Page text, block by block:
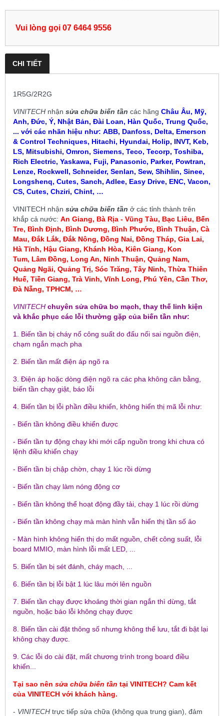
Vui lòng gọi 07 6464 9556
CHI TIẾT
1R5G/2R2G
VINITECH nhận sửa chữa biến tần các hãng Châu Âu, Mỹ,
Anh, Đức, Ý, Nhật Bản, Đài Loan, Hàn Quốc, Trung Quốc,
... với các nhãn hiệu như: ABB, Danfoss, Delta, Emerson
& Control Techniques, Hitachi, Hyundai, Holip, INVT, Keb,
LS, Mitsubishi, Omron, Siemens, Teco, Tecorp, Toshiba,
Rich Electric, Yaskawa, Fuji, Panasonic, Parker, Powtran,
Lenze, Rockwell, Schneider, Senlan, Sew, Shihlin, Sinee,
Longshenq, Cutes, Sanch, Adlee, Easy Drive, ENC, Vacon,
CS, Cutes, Chziri, Chint, …
VINITECH nhận sửa chữa biến tần ở các tỉnh thành trên
khắp cả nước: An Giang, Bà Rịa - Vũng Tàu, Bạc Liêu, Bến
Tre, Bình Định, Bình Dương, Bình Phước, Bình Thuận, Cà
Mau, Đắk Lắk, Đắk Nông, Đồng Nai, Đồng Tháp, Gia Lai,
Hà Tĩnh, Hậu Giang, Khánh Hòa, Kiên Giang, Kon
Tum, Lâm Đồng, Long An, Ninh Thuận, Quảng Nam,
Quảng Ngãi, Quảng Trị, Sóc Trăng, Tây Ninh, Thừa Thiên
Huế, Tiền Giang, Trà Vinh, Vĩnh Long, Phú Yên, Cần Thơ,
Đà Nẵng, TPHCM, …
VINITECH chuyên sửa chữa bo mạch, thay thế linh kiện
và khắc phục các lỗi thường gặp của biến tần như:
1. Biến tần bị cháy nổ công suất do đấu nối sai nguồn điện,
chạm ngắn mạch pha
2. Biến tần mất điện áp ngõ ra
3. Điện áp hoặc dòng điện ngõ ra các pha không cân bằng,
biến tần chạy giật, báo lỗi
4. Biến tần bị lỗi phần điều khiển, không hiển thị mã lỗi như:
- Biến tần không điều khiển được
- Biến tần tự động chạy khi mới cấp nguồn trong khi chưa có
lệnh điều khiển chạy
- Biến tần bị chập chờn, chạy 1 lúc rồi dừng
- Biến tần chạy làm nóng động cơ
- Biến tần không thể hoạt động đầy tải, chạy 1 lúc rồi dừng
- Biến tần không chạy mà màn hình vẫn hiển thị tần số ảo
- Màn hình không hiển thị do mất nguồn, chết công suất, lỗi
board MMIO, màn hình lỗi mất LED, ...
5. Biến tần bị sét đánh, cháy mạch, ...
6. Biến tần bị lỗi bật 1 lúc lâu mới lên nguồn
7. Biến tần chạy được khoảng thời gian ngắn thì dừng, tắt
nguồn, hoặc báo lỗi không chạy được
8. Biến tần cài đặt thông số nhưng không thể lưu, tắt đi bật lại
không chạy được.
9. Các lỗi do cài đặt, mất chương trình trong board điều
khiển...
Tại sao nên sửa chữa biến tần tại VINITECH? Cam kết
của VINITECH với khách hàng.
- VINITECH trực tiếp sửa chữa (không qua trung gian), đảm